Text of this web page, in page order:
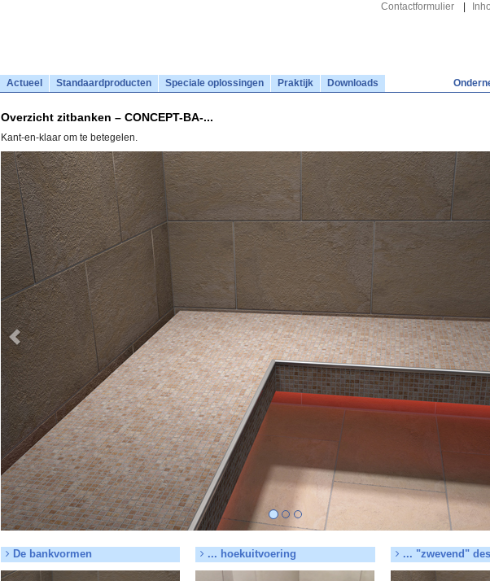
Contactformulier
Actueel Standaardproducten Speciale oplossingen Praktijk Downloads
Overzicht zitbanken – CONCEPT-BA-...
Kant-en-klaar om te betegelen.
De bankvormen ... hoekuitvoering ... "zwevend"